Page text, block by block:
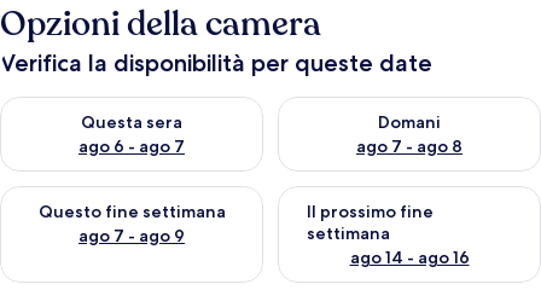
Opzioni della camera
Verifica la disponibilità per queste date
Questa sera
ago 6 - ago 7
Verifica la disponibilità per questa sera, ago 6 - ago 7
Domani
ago 7 - ago 8
Verifica la disponibilità per
Questo fine settimana
ago 7 - ago 9
Verifica la disponibilità per questo fine settimana, ago 7 - ago
Il prossimo fine
settimana
ago 14 - ago 16
Verifica la disponibilità per il